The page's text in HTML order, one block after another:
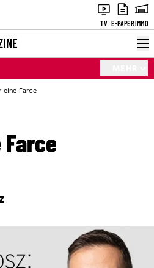
TV E-PAPERIMMO
eine Farce